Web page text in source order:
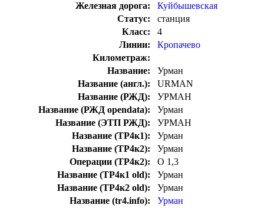
Железная дорога:
Куйбышевская
Статус:
станция
Класс:
4
Линии:
Кропачево
Километраж:
Название:
Урман
Название (англ.):
URMAN
Название (РЖД):
УРМАН
Название (РЖД opendata):
Урман
Название (ЭТП РЖД):
УРМАН
Название (ТР4к1):
Урман
Название (ТР4к2):
Урман
Операции (ТР4к2):
О 1,3
Название (ТР4к1 old):
Урман
Название (ТР4к2 old):
Урман
Название (tr4.info):
Урман